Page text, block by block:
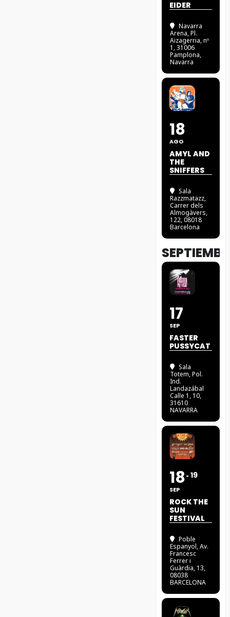
EIDER
Navarra
Arena, Pl.
Aizagerria, nº
1, 31006
Pamplona,
Navarra
18
AGO
AMYL AND
THE
SNIFFERS
Sala
Razzmatazz,
Carrer dels
Almogàvers,
122, 08018
Barcelona
17
SEP
FASTER
PUSSYCAT
Sala
Totem, Pol.
Ind.
Landazábal
Calle 1, 10,
31610
NAVARRA
18
SEP
19
ROCK THE
SUN
FESTIVAL
Poble
Espanyol, Av.
Francesc
Ferrer i
Guàrdia, 13,
08038
BARCELONA